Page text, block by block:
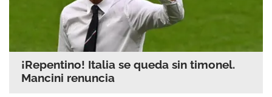
¡Repentino! Italia se queda sin timonel.
Mancini renuncia